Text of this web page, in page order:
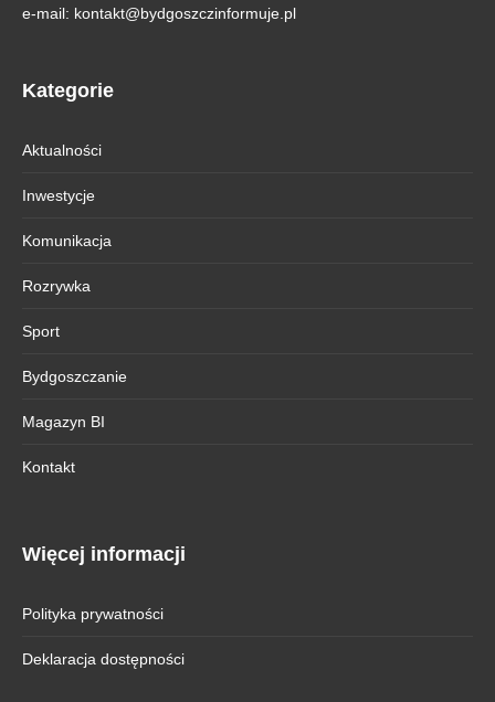
e-mail: kontakt@bydgoszczinformuje.pl
Kategorie
Aktualności
Inwestycje
Komunikacja
Rozrywka
Sport
Bydgoszczanie
Magazyn BI
Kontakt
Więcej informacji
Polityka prywatności
Deklaracja dostępności